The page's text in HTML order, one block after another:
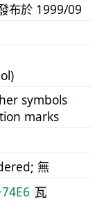
布於 1999/09
symbols
marks
無
瓦